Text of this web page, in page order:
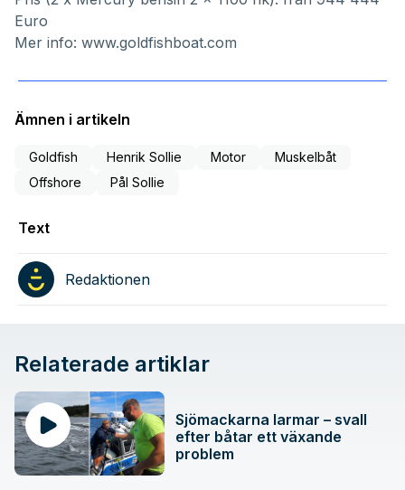
Euro
Mer info: www.goldfishboat.com
Ämnen i artikeln
Goldfish Henrik Sollie Motor
Muskelbåt
Offshore
Pål Sollie
Text
Redaktionen
Relaterade artiklar
Sjömackarna larmar – svall
efter båtar ett växande
problem